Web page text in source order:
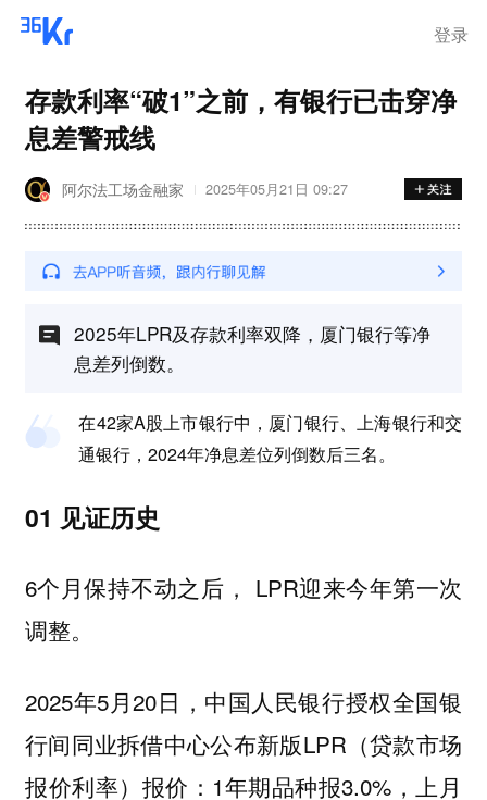
登录
存款利率“破1”之前，有银行已击穿净
息差警戒线
阿尔法工场金融家 2025年05月21日 09:27
2025年LPR及存款利率双降，厦门银行等净
息差列倒数。
在42家A股上市银行中，厦门银行、上海银行和交
通银行，2024年净息差位列倒数后三名。
01 见证历史
6个月保持不动之后， LPR迎来今年第一次
调整。
2025年5月20日，中国人民银行授权全国银
行间同业拆借中心公布新版LPR（贷款市场
报价利率）报价：1年期品种报3.0%，上月